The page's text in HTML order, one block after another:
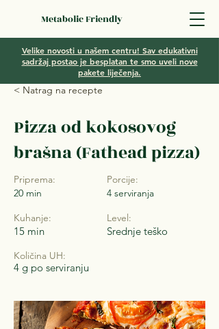
Metabolic Friendly
Velike novosti u našem centru! Sav edukativni
sadržaj postao je besplatan te smo uveli nove
pakete liječenja.
< Natrag na recepte
Pizza od kokosovog
brašna (Fathead pizza)
Priprema:
20 min
Kuhanje:
15 min
Količina UH:
4 g po serviranju
Porcije:
4 serviranja
Level:
Srednje teško